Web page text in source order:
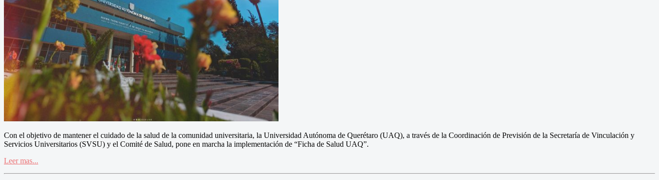
Con el objetivo de mantener el cuidado de la salud de la comunidad universitaria, la Universidad Autónoma de Querétaro (UAQ), a través de la Coordinación de Previsión de la Secretaría de Vinculación y
Servicios Universitarios (SVSU) y el Comité de Salud, pone en marcha la implementación de “Ficha de Salud UAQ”.
Leer mas...